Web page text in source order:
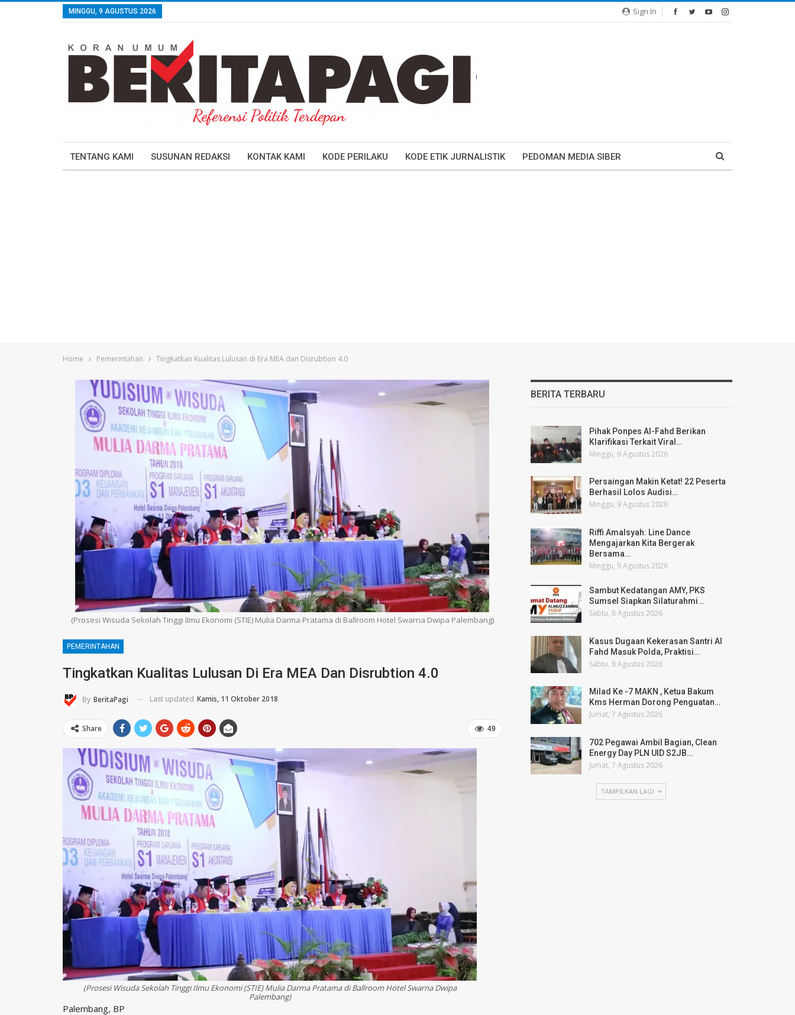
Sign In
MINGGU, 9 AGUSTUS 2026
TENTANG KAMI SUSUNAN REDAKSI KONTAK KAMI KODE PERILAKU KODE ETIK JURNALISTIK PEDOMAN MEDIA SIBER
Home Pemerintahan Tingkatkan Kualitas Lulusan di Era MEA dan Disrubtion 4.0
(Prosesi Wisuda Sekolah Tinggi Ilmu Ekonomi (STIE) Mulia Darma Pratama di Ballroom Hotel Swarna Dwipa Palembang)
PEMERINTAHAN
Tingkatkan Kualitas Lulusan Di Era MEA Dan Disrubtion 4.0
By BeritaPagi Last updated Kamis, 11 Oktober 2018
49
Share
(Prosesi Wisuda Sekolah Tinggi Ilmu Ekonomi (STIE) Mulia Darma Pratama di Ballroom Hotel Swarna Dwipa
Palembang)
Palembang, BP
BERITA TERBARU
Pihak Ponpes Al-Fahd Berikan
Klarifikasi Terkait Viral…
Minggu, 9 Agustus 2026
Persaingan Makin Ketat! 22 Peserta
Berhasil Lolos Audisi…
Minggu, 9 Agustus 2026
Riffi Amalsyah: Line Dance
Mengajarkan Kita Bergerak
Bersama…
Minggu, 9 Agustus 2026
Sambut Kedatangan AMY, PKS
Sumsel Siapkan Silaturahmi…
Sabtu, 8 Agustus 2026
Kasus Dugaan Kekerasan Santri Al
Fahd Masuk Polda, Praktisi…
Sabtu, 8 Agustus 2026
Milad Ke -7 MAKN , Ketua Bakum
Kms Herman Dorong Penguatan…
Jumat, 7 Agustus 2026
702 Pegawai Ambil Bagian, Clean
Energy Day PLN UID S2JB…
Jumat, 7 Agustus 2026
TAMPILKAN LAGI